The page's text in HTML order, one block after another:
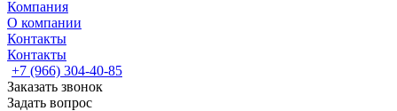
Компания
О компании
Контакты
Контакты
+7 (966) 304-40-85
Заказать звонок
Задать вопрос